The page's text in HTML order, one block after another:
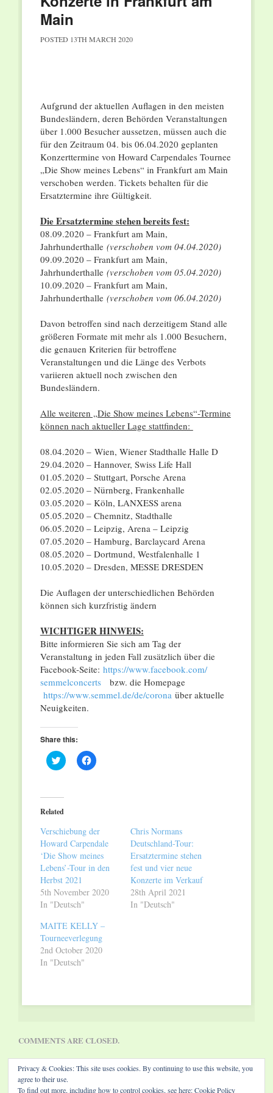
Main
POSTED 13TH MARCH 2020
Aufgrund der aktuellen Auflagen in den meisten
Bundesländern, deren Behörden Veranstaltungen
über 1.000 Besucher aussetzen, müssen auch die
für den Zeitraum 04. bis 06.04.2020 geplanten
Konzerttermine von Howard Carpendales Tournee
„Die Show meines Lebens“ in Frankfurt am Main
verschoben werden. Tickets behalten für die
Ersatztermine ihre Gültigkeit.
Die Ersatztermine stehen bereits fest:
08.09.2020 – Frankfurt am Main,
Jahrhunderthalle (verschoben vom 04.04.2020)
09.09.2020 – Frankfurt am Main,
Jahrhunderthalle (verschoben vom 05.04.2020)
10.09.2020 – Frankfurt am Main,
Jahrhunderthalle (verschoben vom 06.04.2020)
Davon betroffen sind nach derzeitigem Stand alle
größeren Formate mit mehr als 1.000 Besuchern,
die genauen Kriterien für betroffene
Veranstaltungen und die Länge des Verbots
variieren aktuell noch zwischen den
Bundesländern.
Alle weiteren „Die Show meines Lebens“-Termine
können nach aktueller Lage stattfinden:
08.04.2020 – Wien, Wiener Stadthalle Halle D
29.04.2020 – Hannover, Swiss Life Hall
01.05.2020 – Stuttgart, Porsche Arena
02.05.2020 – Nürnberg, Frankenhalle
03.05.2020 – Köln, LANXESS arena
05.05.2020 – Chemnitz, Stadthalle
06.05.2020 – Leipzig, Arena – Leipzig
07.05.2020 – Hamburg, Barclaycard Arena
08.05.2020 – Dortmund, Westfalenhalle 1
10.05.2020 – Dresden, MESSE DRESDEN
Die Auflagen der unterschiedlichen Behörden
können sich kurzfristig ändern
WICHTIGER HINWEIS:
Bitte informieren Sie sich am Tag der
Veranstaltung in jeden Fall zusätzlich über die
Facebook-Seite: https://www.facebook.com/
semmelconcerts bzw. die Homepage
https://www.semmel.de/de/coronaüber aktuelle
Neuigkeiten.
Share this:
Click
to
(Opens
in
new
Click
to
Related
Verschiebung der
Howard Carpendale
‘Die Show meines
Lebens’-Tour in den
Herbst 2021
5th November 2020
In "Deutsch"
Chris Normans
Deutschland-Tour:
Ersatztermine stehen
fest und vier neue
Konzerte im Verkauf
28th April 2021
In "Deutsch"
MAITE KELLY –
Tourneeverlegung
2nd October 2020
In "Deutsch"
COMMENTS ARE CLOSED.
Privacy & Cookies: This site uses cookies. By continuing to use this website, you
agree to their use.
To find out more, including how to control cookies, see here:Cookie Policy